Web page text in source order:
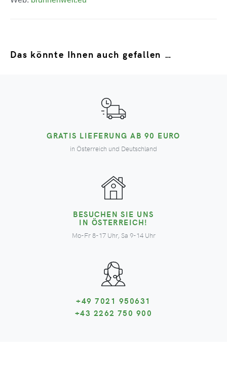
Das könnte Ihnen auch gefallen …
GRATIS LIEFERUNG AB 90 EURO
in Österreich und Deutschland
BESUCHEN SIE UNS
IN ÖSTERREICH!
Mo-Fr 8-17 Uhr, Sa 9-14 Uhr
+49 7021 950631
+43 2262 750 900